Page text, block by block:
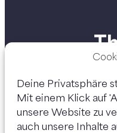
Deine Privatsphäre
Mit einem Klick auf
unsere Website zu
auch unsere Inhalte